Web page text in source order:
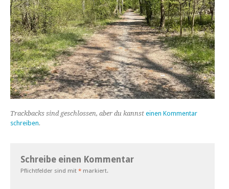
Trackbacks sind geschlossen, aber du kannst einen Kommentar
schreiben.
Schreibe einen Kommentar
Pflichtfelder sind mit * markiert.